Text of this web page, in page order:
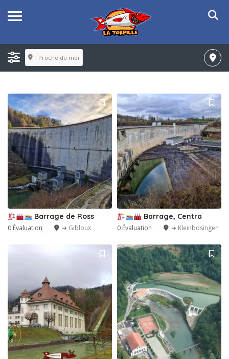
Proche de moi
Barrage de Ross
0 Évaluation ➔ Gibloux
Barrage, Centra
0 Évaluation ➔ Kleinbösingen